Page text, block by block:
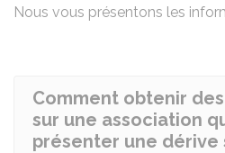
Nous vous présentons les
Comment obtenir
sur une association
présenter une dérive